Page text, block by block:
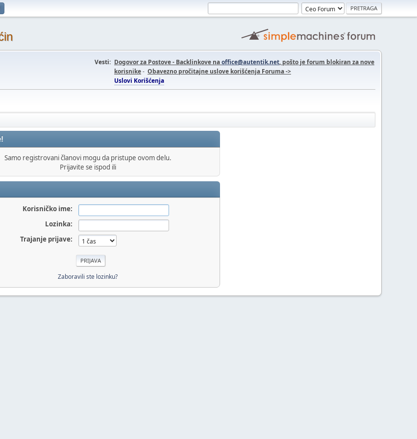
Vesti: Dogovor za Postove - Backlinkove naoffice@autentik.net, pošto je forum blokiran za nove
korisnike- Obavezno pročitajne uslove korišćenja Foruma ->
Uslovi Korišćenja
Samo registrovani članovi mogu da pristupe ovom delu.
Prijavite se ispod ili
Korisničko ime:
Lozinka:
Trajanje prijave:
Zaboravili ste lozinku?